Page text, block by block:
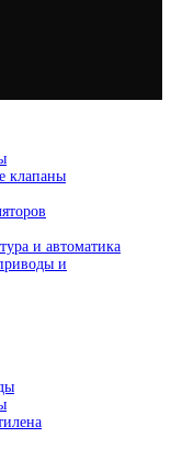
клапаны
и автоматика
и